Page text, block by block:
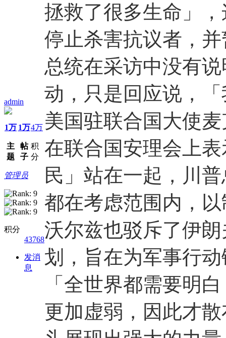
admin
1万
主
题
1万
帖
子
4万
积
分
管理员
积分
43768
发消
息
拯救了很多生命」
停止杀害抗议者，
总统在采访中没有
动，只是回应说，
美国驻联合国大使
在联合国安理会上
民」站在一起，川
都在考虑范围内，
沃尔兹也驳斥了伊
划，旨在为军事行
「全世界都需要明
更加虚弱，因此才